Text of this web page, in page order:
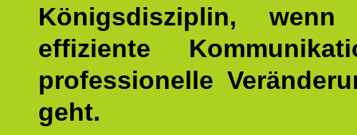
Königsdisziplin,
effiziente
professionelle
geht.